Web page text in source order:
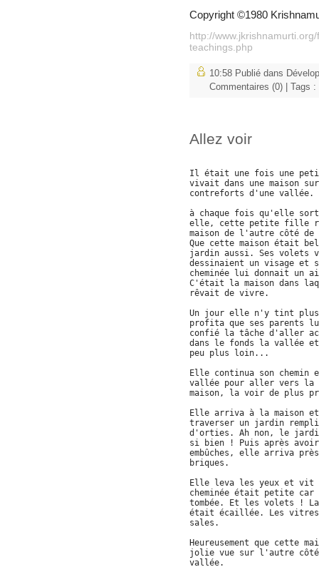
Copyright ©1980
http://
teachings.php
10:58 Publié dans
Commentaires (0) | Tags :
Allez voir
Il était une fois une
vivait dans une maison
contreforts d'une vallée.
à chaque fois qu'elle
elle, cette petite fille
maison de l'autre côté
Que cette maison était
jardin aussi. Ses volets
dessinaient un visage et
cheminée lui donnait un
C'était la maison dans
rêvait de vivre.
Un jour elle n'y tint
profita que ses parents
confié la tâche d'aller
dans le fonds la vallée et
peu plus loin...
Elle continua son chemin
vallée pour aller vers
maison, la voir de plus
Elle arriva à la maison
traverser un jardin
d'orties. Ah non, le
si bien ! Puis après
embûches, elle arriva
briques.
Elle leva les yeux et vit
cheminée était petite
tombée. Et les volets !
était écaillée. Les
sales.
Heureusement que cette
jolie vue sur l'autre
vallée.